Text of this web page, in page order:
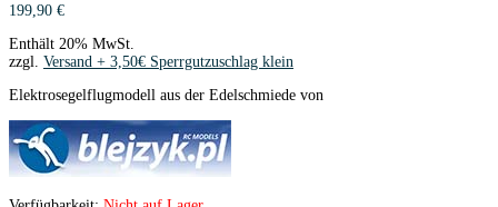
199,90 €
Enthält 20% MwSt.
zzgl. Versand
Elektrosegelflugmodell aus der Edelschmiede von